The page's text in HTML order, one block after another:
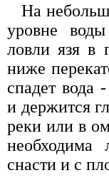
На
уровне
ловли язя в
ниже
спадет вода
и держится
реки или в
необходима
снасти и с